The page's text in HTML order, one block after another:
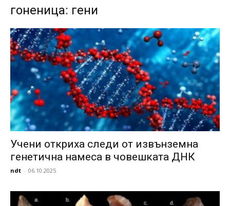
гоненица: гени
Учени откриха следи от извънземна
генетична намеса в човешката ДНК
ndt - 06.10.2025